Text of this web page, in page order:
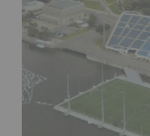
Your Name *
Your E-mail *